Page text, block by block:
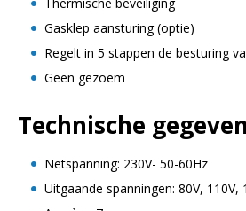
Gasklep aansturing (optie)
Regelt in 5 stappen de besturing
Geen gezoem
Technische
Netspanning: 230V- 50-60Hz
Uitgaande spanningen: 80V, 110V,